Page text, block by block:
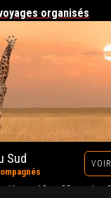
organisés
Sud
départ : 12 au 28 octobre